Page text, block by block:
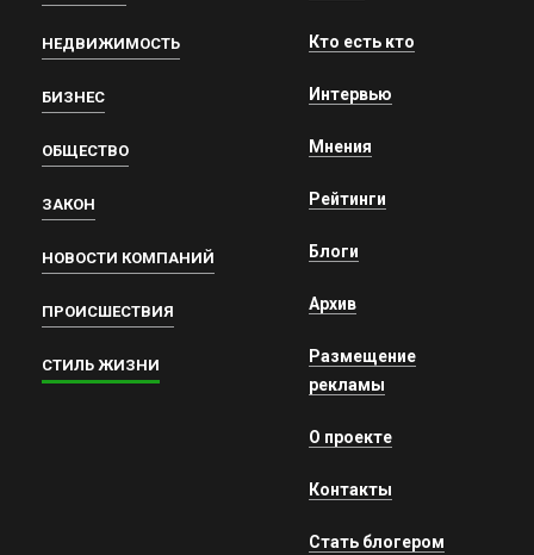
НЕДВИЖИМОСТЬ
БИЗНЕС
ОБЩЕСТВО
ЗАКОН
НОВОСТИ КОМПАНИЙ
ПРОИСШЕСТВИЯ
СТИЛЬ ЖИЗНИ
Кто есть кто
Интервью
Мнения
Рейтинги
Блоги
Архив
Размещение
рекламы
О проекте
Контакты
Стать блогером